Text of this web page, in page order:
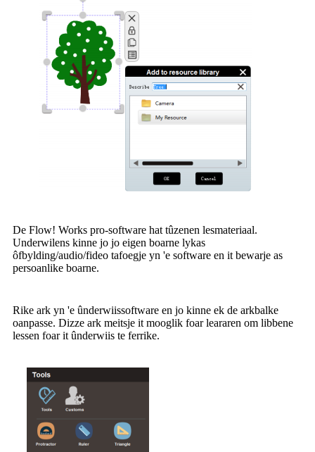
De Flow! Works pro-software hat tûzenen lesmateriaal.
Underwilens kinne jo jo eigen boarne lykas
ôfbylding/audio/fideo tafoegje yn 'e software en it bewarje as
persoanlike boarne.
Rike ark yn 'e ûnderwiissoftware en jo kinne ek de arkbalke
oanpasse. Dizze ark meitsje it mooglik foar leararen om libbene
lessen foar it ûnderwiis te ferrike.